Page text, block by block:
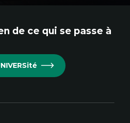
Cet
s'ouvrira
dans
fenêtre.
Cet
s'ouvrira
dans
fenêtre.
Cet
s'ouvrira
dans
fenêtre.
Cet
s'ouvrira
dans
fenêtre.
de ce qui se passe à